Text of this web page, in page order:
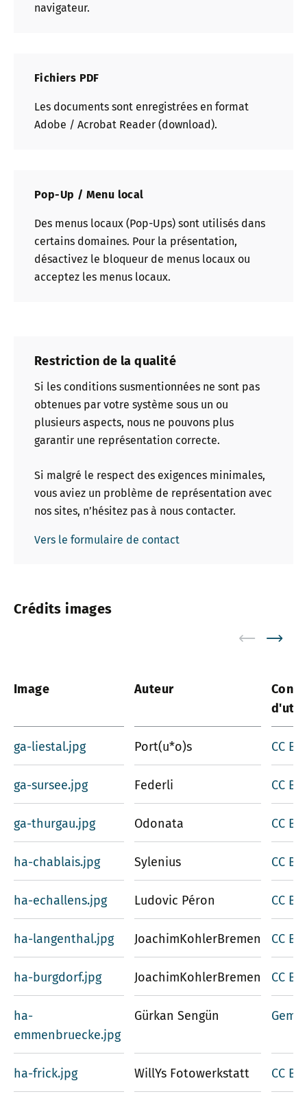
navigateur.
Fichiers PDF
Les documents sont enregistrées en format
Adobe / Acrobat Reader (download).
Pop-Up / Menu local
Des menus locaux (Pop-Ups) sont utilisés dans
certains domaines. Pour la présentation,
désactivez le bloqueur de menus locaux ou
acceptez les menus locaux.
Restriction de la qualité
Si les conditions susmentionnées ne sont pas
obtenues par votre système sous un ou
plusieurs aspects, nous ne pouvons plus
garantir une représentation correcte.
Si malgré le respect des exigences minimales,
vous aviez un problème de représentation avec
nos sites, n’hésitez pas à nous contacter.
Vers le formulaire de contact
Crédits images
Image Auteur
ga-liestal.jpg Port(u*o)s CC
ga-sursee.jpg Federli CC
ga-thurgau.jpg Odonata CC
ha-chablais.jpg Sylenius CC
ha-echallens.jpg Ludovic Péron CC
ha-langenthal.jpg JoachimKohlerBremen CC
ha-burgdorf.jpg JoachimKohlerBremen CC
ha-
emmenbruecke.jpg
Gürkan Sengün
ha-frick.jpg WillYs Fotowerkstatt CC